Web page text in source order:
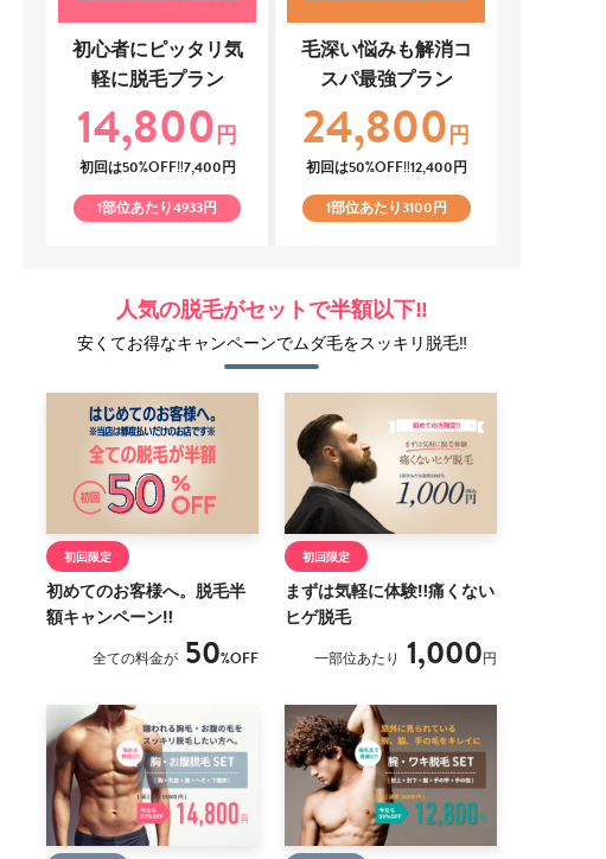
初心者にピッタリ気
軽に脱毛プラン
14,800円
初回は50%OFF‼7,400円
1部位あたり4933円
毛深い悩みも解消コ
スパ最強プラン
24,800円
初回は50%OFF‼12,400円
1部位あたり3100円
人気の脱毛がセットで半額以下‼
安くてお得なキャンペーンでムダ毛をスッキリ脱毛‼
初回限定
初めてのお客様へ。脱毛半
額キャンペーン‼
全ての料金が50%OFF
初回限定
まずは気軽に体験‼痛くない
ヒゲ脱毛
一部位あたり 1,000円